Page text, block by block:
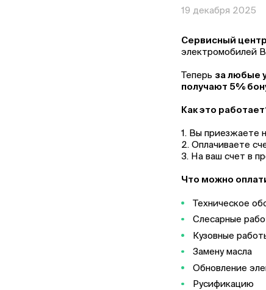
19 декабря 2025
Сервисный
электромобилей
Теперь за любые
получают 5%
Как это
1. Вы приезжаете
2. Оплачиваете
3. На ваш счет в
Что можно
Техническое
Слесарные
Кузовные
Замену масла
Обновление
Русификацию